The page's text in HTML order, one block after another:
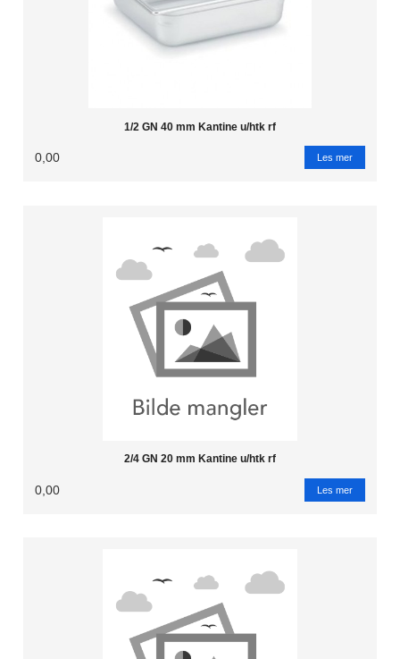
1/2 GN 40 mm Kantine u/htk rf
0,00 Les mer
2/4 GN 20 mm Kantine u/htk rf
0,00 Les mer